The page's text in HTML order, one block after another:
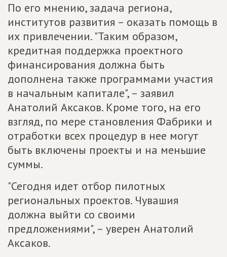
По его мнению, задача региона,
институтов развития – оказать помощь в
их привлечении. "Таким образом,
кредитная поддержка проектного
финансирования должна быть
дополнена также программами участия
в начальным капитале", – заявил
Анатолий Аксаков. Кроме того, на его
взгляд, по мере становления Фабрики и
отработки всех процедур в нее могут
быть включены проекты и на меньшие
суммы.
"Сегодня идет отбор пилотных
региональных проектов. Чувашия
должна выйти со своими
предложениями", – уверен Анатолий
Аксаков.